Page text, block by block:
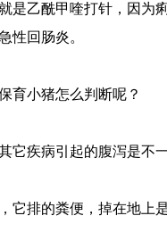
乙酰甲喹打针，因为痢
性回肠炎。
小猪怎么判断呢？
疾病引起的腹泻是不一
排的粪便，掉在地上是